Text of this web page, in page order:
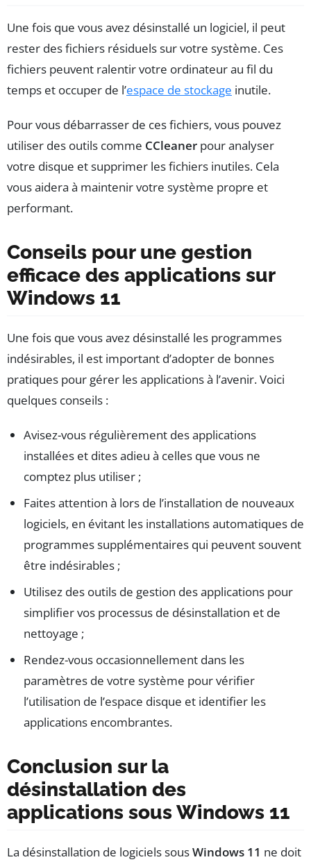
Une fois que vous avez désinstallé un logiciel, il peut
rester des fichiers résiduels sur votre système. Ces
fichiers peuvent ralentir votre ordinateur au fil du
temps et occuper de l’espace de stockage inutile.
Pour vous débarrasser de ces fichiers, vous pouvez
utiliser des outils comme CCleaner pour analyser
votre disque et supprimer les fichiers inutiles. Cela
vous aidera à maintenir votre système propre et
performant.
Conseils pour une gestion
efficace des applications sur
Windows 11
Une fois que vous avez désinstallé les programmes
indésirables, il est important d’adopter de bonnes
pratiques pour gérer les applications à l’avenir. Voici
quelques conseils :
Avisez-vous régulièrement des applications
installées et dites adieu à celles que vous ne
comptez plus utiliser ;
Faites attention à lors de l’installation de nouveaux
logiciels, en évitant les installations automatiques de
programmes supplémentaires qui peuvent souvent
être indésirables ;
Utilisez des outils de gestion des applications pour
simplifier vos processus de désinstallation et de
nettoyage ;
Rendez-vous occasionnellement dans les
paramètres de votre système pour vérifier
l’utilisation de l’espace disque et identifier les
applications encombrantes.
Conclusion sur la
désinstallation des
applications sous Windows 11
La désinstallation de logiciels sousWindows 11 ne doit